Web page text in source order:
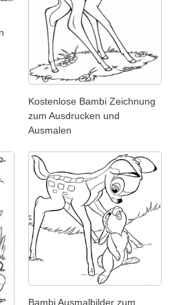
Kostenlose Bambi Zeichnung
zum Ausdrucken und
Ausmalen
Bambi Ausmalbilder zum